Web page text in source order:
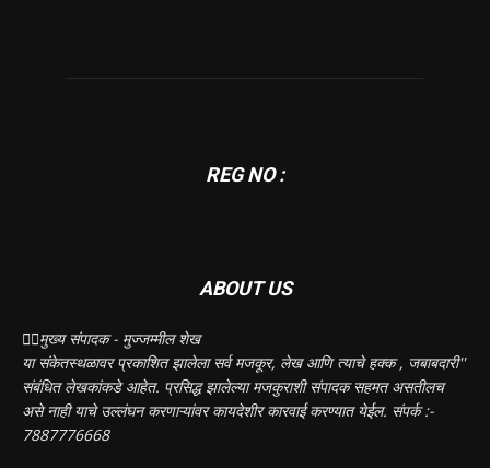
REG NO :
ABOUT US
✍🏻मुख्य संपादक - मुज्जम्मील शेख
या संकेतस्थळावर प्रकाशित झालेला सर्व मजकूर, लेख आणि त्याचे हक्क , जबाबदारी''
संबंधित लेखकांकडे आहेत. प्रसिद्ध झालेल्या मजकुराशी संपादक सहमत असतीलच
असे नाही याचे उल्लंघन करणाऱ्यांवर कायदेशीर कारवाई करण्यात येईल. संपर्क :-
7887776668